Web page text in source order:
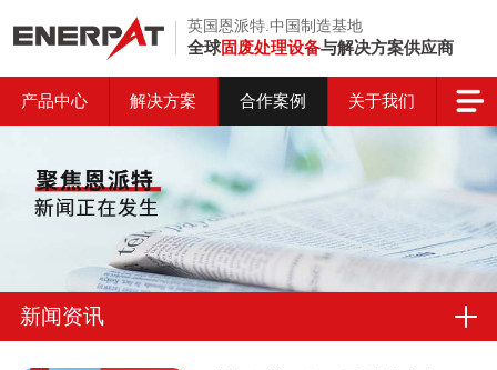
英国恩派特.中国制造基地
全球固废处理设备与解决方案供应商
产品中心 解决方案 合作案例 关于我们
新闻资讯